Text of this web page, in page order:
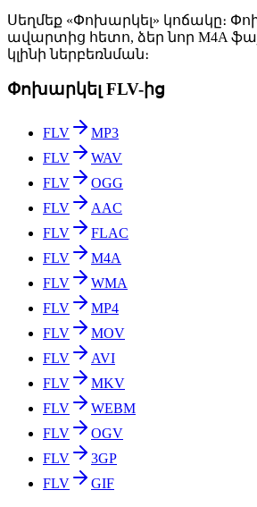
Սեղմեք «Փոխարկել» կոճակը։
ավարտից հետո, ձեր նոր M4A
կլինի ներբեռնման։
Փոխարկել FLV-ից
FLV
MP3
FLV
WAV
FLV
OGG
FLV
AAC
FLV
FLAC
FLV
M4A
FLV
WMA
FLV
MP4
FLV
MOV
FLV
AVI
FLV
MKV
FLV
WEBM
FLV
OGV
FLV
3GP
FLV
GIF